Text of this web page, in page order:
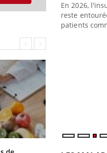
mental ou
En 2026,
reste
patients